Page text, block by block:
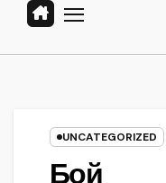
UNCATEGORIZED
Бой